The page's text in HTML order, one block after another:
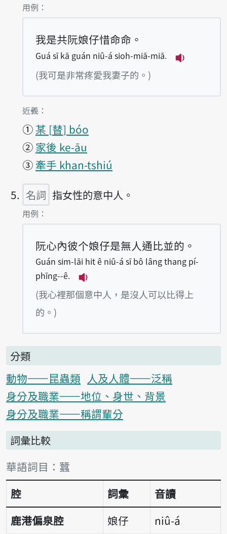
第4項釋義的
用例：
我是共阮娘仔惜命命。
Guá sī kā guán niû-á sioh-miā-miā.
(我可是非常疼愛我妻子的。)
第4項釋義的
近義：
① 某 替 bóo
② 家後 ke-āu
③ 牽手 khan-tshiú
名詞 指女性的意中人。
第5項釋義的
用例：
阮心內彼个娘仔是無人通比並的。
Guán sim-lāi hit ê niû-á sī bô lâng thang pí-
phīng--ê.
播放例句Guán sim-lāi hit ê
(我心裡那個意中人，是沒人可以比得上
的。)
分類
動物——昆蟲類 人及人體——泛稱
身分及職業——地位、身世、背景
身分及職業——稱謂輩分
詞彙比較
詞彙比較表
華語詞目：蠶
腔
詞彙
音讀
鹿港偏泉腔
娘仔
niû-á